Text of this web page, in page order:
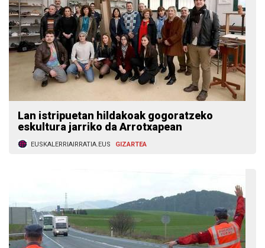
Lan istripuetan hildakoak gogoratzeko
eskultura jarriko da Arrotxapean
EUSKALERRIAIRRATIA.EUS GIZARTEA